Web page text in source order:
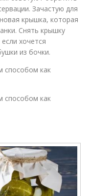
Зачастую для
крышка, которая
Снять крышку
хочется
из бочки.
способом как
способом как